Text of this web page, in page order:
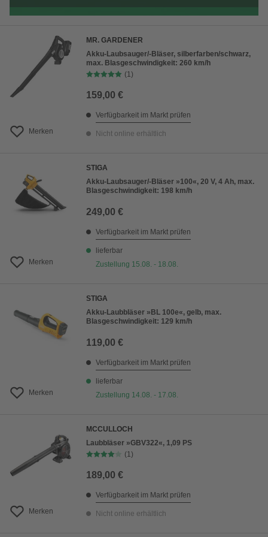
Merken
MR. GARDENER
Akku-Laubsauger/-Bläser, silberfarben/schwarz,
max. Blasgeschwindigkeit: 260 km/h
(1)
159,00 €
Verfügbarkeit im Markt prüfen
Nicht online erhältlich
Merken
STIGA
Akku-Laubsauger/-Bläser »100«, 20 V, 4 Ah, max.
Blasgeschwindigkeit: 198 km/h
249,00 €
Verfügbarkeit im Markt prüfen
lieferbar
Zustellung 15.08. - 18.08.
Merken
STIGA
Akku-Laubbläser »BL 100e«, gelb, max.
Blasgeschwindigkeit: 129 km/h
119,00 €
Verfügbarkeit im Markt prüfen
lieferbar
Zustellung 14.08. - 17.08.
Merken
MCCULLOCH
Laubbläser »GBV322«, 1,09 PS
(1)
189,00 €
Verfügbarkeit im Markt prüfen
Nicht online erhältlich